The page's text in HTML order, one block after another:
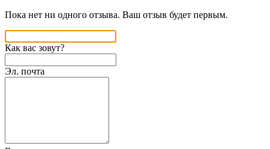
Пока нет ни одного отзыва. Ваш отзыв будет первым.
Как вас зовут?
Эл. почта